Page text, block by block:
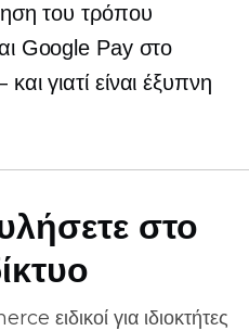
του τρόπου
Google Pay στο
καιγιατί είναι έξυπνη
στο
ειδικοί για ιδιοκτήτες